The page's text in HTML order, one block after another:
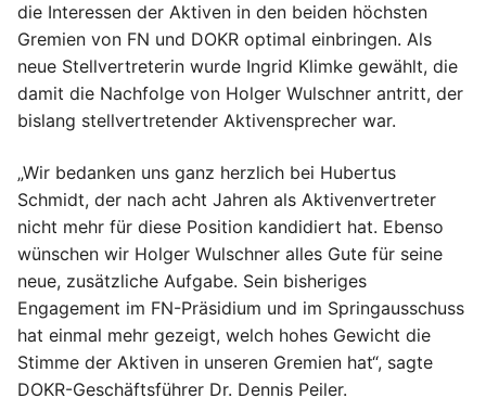
die Interessen der Aktiven in den beiden höchsten
Gremien von FN und DOKR optimal einbringen. Als
neue Stellvertreterin wurde Ingrid Klimke gewählt, die
damit die Nachfolge von Holger Wulschner antritt, der
bislang stellvertretender Aktivensprecher war.
„Wir bedanken uns ganz herzlich bei Hubertus
Schmidt, der nach acht Jahren als Aktivenvertreter
nicht mehr für diese Position kandidiert hat. Ebenso
wünschen wir Holger Wulschner alles Gute für seine
neue, zusätzliche Aufgabe. Sein bisheriges
Engagement im FN-Präsidium und im Springausschuss
hat einmal mehr gezeigt, welch hohes Gewicht die
Stimme der Aktiven in unseren Gremien hat“, sagte
DOKR-Geschäftsführer Dr. Dennis Peiler.